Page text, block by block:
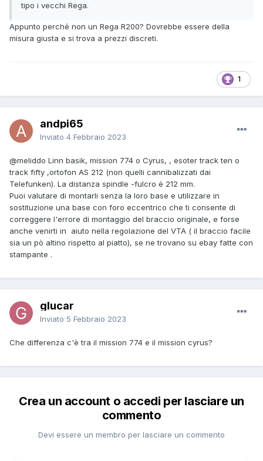
tipo i vecchi Rega.
Appunto perché non un Rega R200? Dovrebbe essere della
misura giusta e si trova a prezzi discreti.
1
andpi65
Inviato 4 Febbraio 2023
@meliddo Linn basik, mission 774 o Cyrus, , esoter track ten o
track fifty ,ortofon AS 212 (non quelli cannibalizzati dai
Telefunken). La distanza spindle -fulcro è 212 mm.
Puoi valutare di montarli senza la loro base e utilizzare in
sostituzione una base con foro eccentrico che ti consente di
correggere l'errore di montaggio del braccio originale, e forse
anche venirti in aiuto nella regolazione del VTA ( il braccio facile
sia un pò altino rispetto al piatto), se ne trovano su ebay fatte con
stampante .
glucar
Inviato 5 Febbraio 2023
Che differenza c'è tra il mission 774 e il mission cyrus?
Crea un account o accedi per lasciare un
commento
Devi essere un membro per lasciare un commento